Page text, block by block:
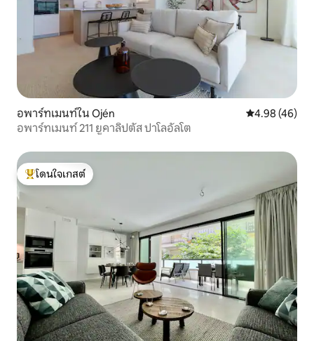
อพาร์ทเมนท์ใน Ojén คะแนนเฉลี่ย
4.98 (46)
อพาร์ทเมนท์ 211 ยูคาลิปตัส ปาโลอัลโต
โดนใจเกสต์ที่สุด
โดนใจเกสต์